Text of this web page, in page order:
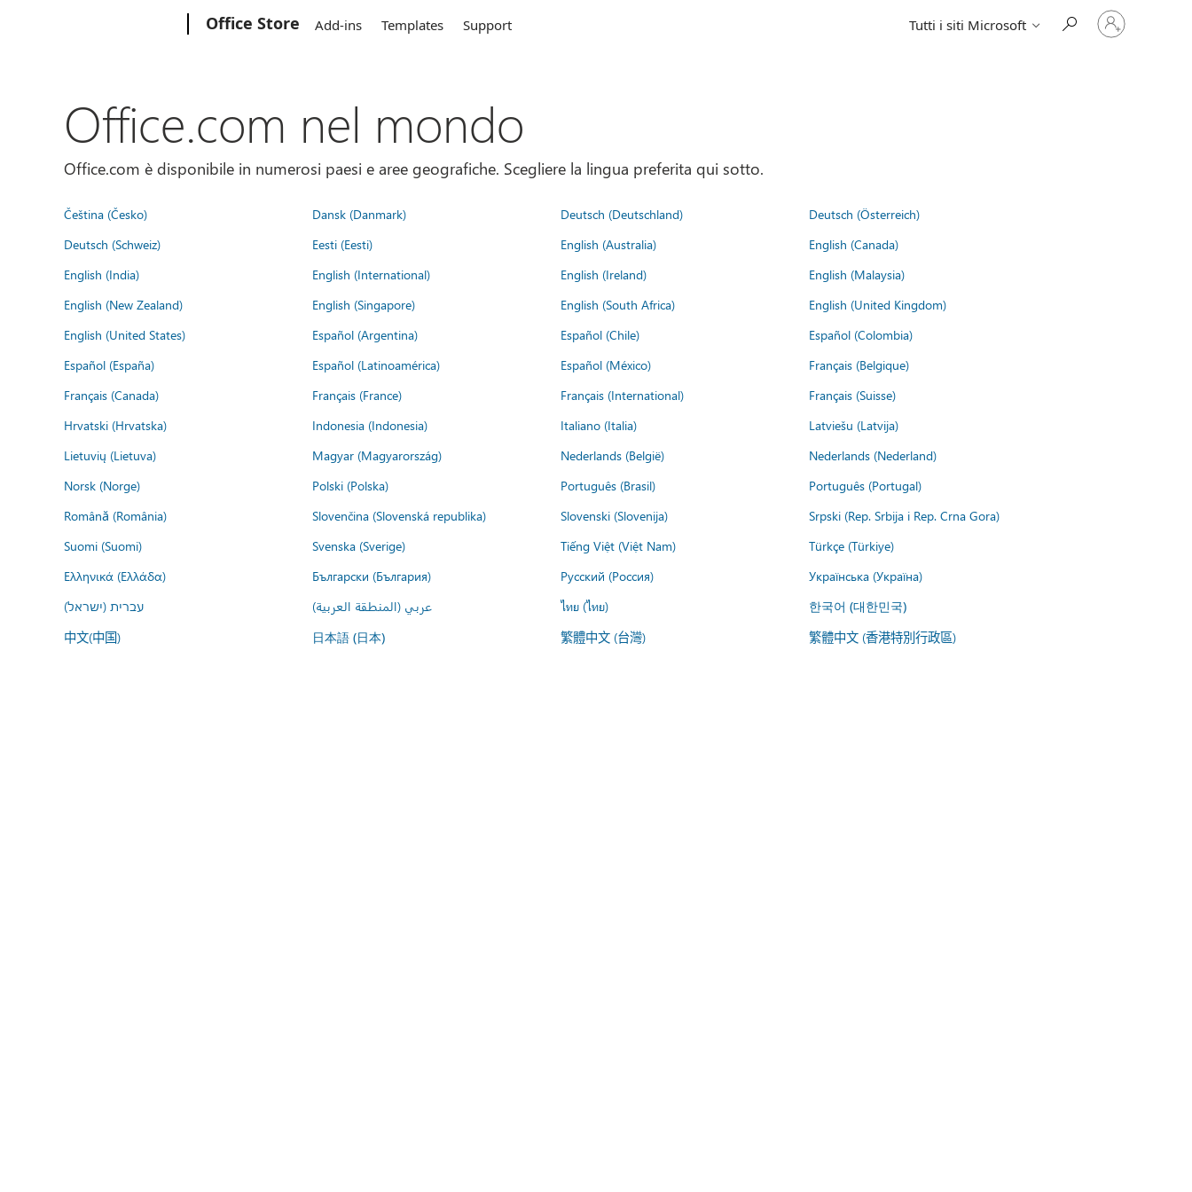
Office Store Add-ins Templates Support Tutti i siti Microsoft
Accedi
con
Office.com nel mondo
Office.com è disponibile in numerosi paesi e aree geografiche. Scegliere la lingua preferita qui sotto.
Čeština (Česko) Dansk (Danmark) Deutsch (Deutschland)
Deutsch (Österreich)
Deutsch (Schweiz)
Eesti (Eesti) English (Australia)
English (Canada)
English (India)
English (International) English (Ireland)
English (Malaysia)
English (New Zealand)
English (Singapore) English (South Africa)
English (United Kingdom)
English (United States)
Español (Argentina) Español (Chile)
Español (Colombia)
Español (España)
Español (Latinoamérica) Español (México)
Français (Belgique)
Français (Canada)
Français (France) Français (International)
Français (Suisse)
Hrvatski (Hrvatska)
Indonesia (Indonesia) Italiano (Italia)
Latviešu (Latvija)
Lietuvių (Lietuva)
Magyar (Magyarország) Nederlands (België)
Nederlands (Nederland)
Norsk (Norge)
Polski (Polska) Português (Brasil)
Português (Portugal)
Română (România)
Slovenčina (Slovenská republika) Slovenski (Slovenija)
Srpski (Rep. Srbija i Rep. Crna Gora)
Suomi (Suomi)
Svenska (Sverige) Tiếng Việt (Việt Nam)
Türkçe (Türkiye)
Ελληνικά (Ελλάδα)
Български (България) Русский (Россия)
Українська (Україна)
עברית (ישראל)
عربي (المنطقة العربية) ไทย (ไทย) 한국어 (대한민국)
中文(中国) 日本語 (日本) 繁體中文 (台灣) 繁體中文 (香港特別行政區)